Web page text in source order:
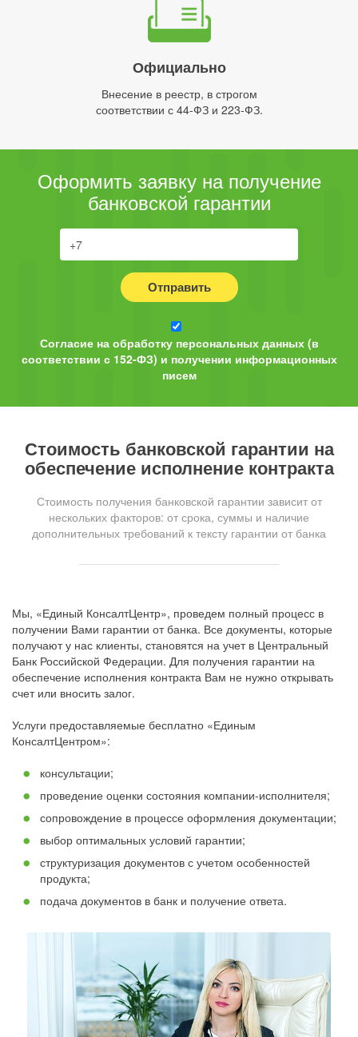
Официально
Внесение в реестр, в строгом
соответствии с 44-ФЗ и 223-ФЗ.
Оформить заявку на получение
банковской гарантии
Отправить
Согласие на обработку персональных данных (в
соответствии с 152-ФЗ) и получении информационных
писем
Стоимость банковской гарантии на
обеспечение исполнение контракта
Стоимость получения банковской гарантии зависит от
нескольких факторов: от срока, суммы и наличие
дополнительных требований к тексту гарантии от банка
Мы, «Единый КонсалтЦентр», проведем полный процесс в
получении Вами гарантии от банка. Все документы, которые
получают у нас клиенты, становятся на учет в Центральный
Банк Российской Федерации. Для получения гарантии на
обеспечение исполнения контракта Вам не нужно открывать
счет или вносить залог.
Услуги предоставляемые бесплатно «Единым
КонсалтЦентром»:
консультации;
проведение оценки состояния компании-исполнителя;
сопровождение в процессе оформления документации;
выбор оптимальных условий гарантии;
структуризация документов с учетом особенностей
продукта;
подача документов в банк и получение ответа.